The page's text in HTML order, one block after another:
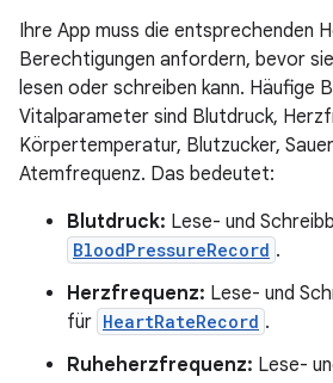
Ihre App muss die entsprechenden
Berechtigungen anfordern, bevor
lesen oder schreiben kann. Häufige
Vitalparameter sind Blutdruck,
Körpertemperatur, Blutzucker,
Atemfrequenz. Das bedeutet:
Blutdruck: Lese- und
BloodPressureRecord .
Herzfrequenz: Lese- und
für HeartRateRecord .
Ruheherzfrequenz: Lese-